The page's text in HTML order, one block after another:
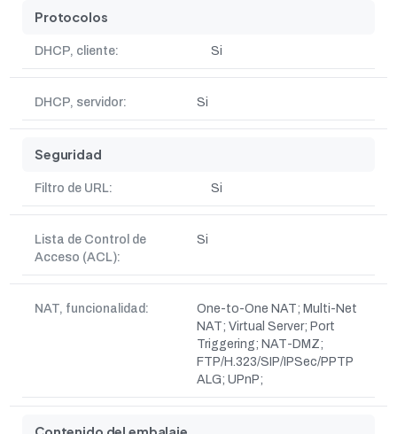
Protocolos
DHCP, cliente: Si
DHCP, servidor: Si
Seguridad
Filtro de URL: Si
Lista de Control de
Acceso (ACL):
Si
NAT, funcionalidad:
One-to-One NAT; Multi-Net
NAT; Virtual Server; Port
Triggering; NAT-DMZ;
FTP/H.323/SIP/IPSec/PPTP
ALG; UPnP;